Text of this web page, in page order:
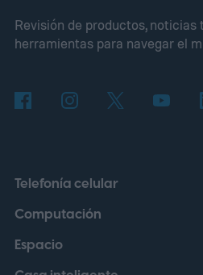
Revisión de productos, noticias
herramientas para navegar el
Telefonía celular
Computación
Espacio